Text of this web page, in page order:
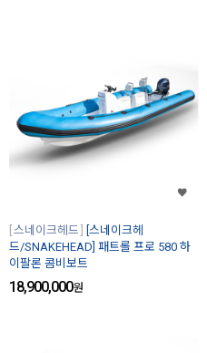
스네이크헤드
[스네이크헤
드/SNAKEHEAD] 패트롤 프로 580 하
이팔론 콤비보트
18,900,000원